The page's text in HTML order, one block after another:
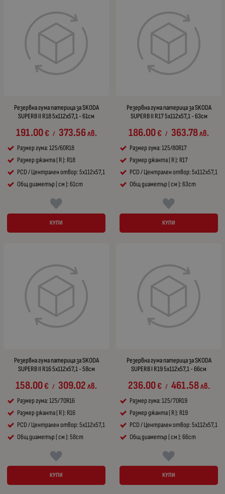
Резервна гума патерица за SKODA
SUPERB II R18 5x112x57,1 - 61см
191.00€ / 373.56лв.
Размер гума: 125/60R18
Размер джанта ( R ): R18
PCD / Централен отвор: 5x112x57,1
Общ диаметър ( см ): 61cm
КУПИ
Резервна гума патерица за SKODA
SUPERB II R17 5x112x57,1 - 63см
186.00€ / 363.78лв.
Размер гума: 125/80R17
Размер джанта ( R ): R17
PCD / Централен отвор: 5x112x57,1
Общ диаметър ( см ): 63cm
КУПИ
Резервна гума патерица за SKODA
SUPERB II R16 5x112x57,1 - 58см
158.00€ / 309.02лв.
Размер гума: 125/70R16
Размер джанта ( R ): R16
PCD / Централен отвор: 5x112x57,1
Общ диаметър ( см ): 58cm
КУПИ
Резервна гума патерица за SKODA
SUPERB I R19 5x112x57,1 - 66см
236.00€ / 461.58лв.
Размер гума: 125/70R19
Размер джанта ( R ): R19
PCD / Централен отвор: 5x112x57,1
Общ диаметър ( см ): 66cm
КУПИ